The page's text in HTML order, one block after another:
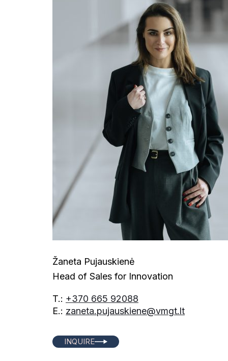
Žaneta Pujauskienė
Head of Sales for Innovation
T.: +370 665 92088
E.: zaneta.pujauskiene@vmgt.lt
INQUIRE